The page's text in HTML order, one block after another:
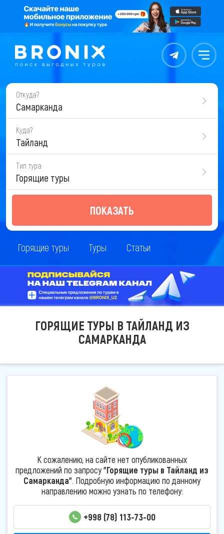
Контакты Меню
Откуда?
Самарканда
Куда?
Тайланд
Тип тура
Горящие туры
ПОКАЗАТЬ
Горящие туры Туры Статьи
ГОРЯЩИЕ ТУРЫ В ТАЙЛАНД ИЗ
САМАРКАНДА
К сожалению, на сайте нет опубликованных
предложений по запросу"Горящие туры в Тайланд из
Самарканда". Подробную информацию по данному
направлению можно узнать по телефону:
+998 (78) 113-73-00